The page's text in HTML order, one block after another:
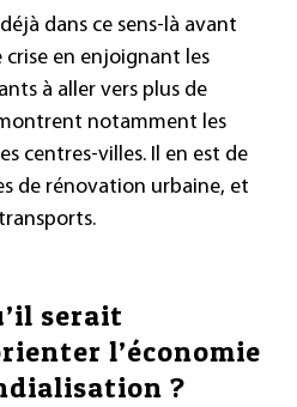
dans ce sens-là avant
en enjoignant les
à aller vers plus de
notamment les
centres-villes. Il en est de
de rénovation urbaine, et
serait
l’économie
?